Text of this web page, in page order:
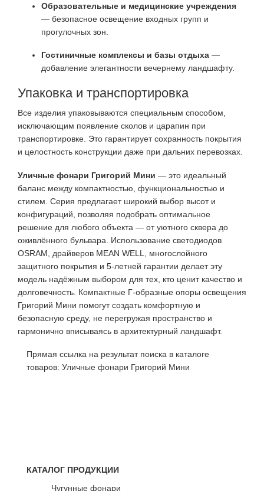
Образовательные и медицинские учреждения
— безопасное освещение входных групп и
прогулочных зон.
Гостиничные комплексы и базы отдыха —
добавление элегантности вечернему ландшафту.
Упаковка и транспортировка
Все изделия упаковываются специальным способом,
исключающим появление сколов и царапин при
транспортировке. Это гарантирует сохранность покрытия
и целостность конструкции даже при дальних перевозках.
Уличные фонари Григорий Мини — это идеальный
баланс между компактностью, функциональностью и
стилем. Серия предлагает широкий выбор высот и
конфигураций, позволяя подобрать оптимальное
решение для любого объекта — от уютного сквера до
оживлённого бульвара. Использование светодиодов
OSRAM, драйверов MEAN WELL, многослойного
защитного покрытия и 5-летней гарантии делает эту
модель надёжным выбором для тех, кто ценит качество и
долговечность. Компактные Г-образные опоры освещения
Григорий Мини помогут создать комфортную и
безопасную среду, не перегружая пространство и
гармонично вписываясь в архитектурный ландшафт.
Прямая ссылка на результат поиска в каталоге
товаров: Уличные фонари Григорий Мини
КАТАЛОГ ПРОДУКЦИИ
Чугунные фонари